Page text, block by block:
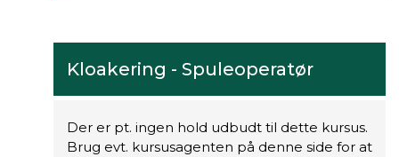
Kloakering - Spuleoperatør
Der er pt. ingen hold udbudt til dette kursus.
Brug evt. kursusagenten på denne side for at